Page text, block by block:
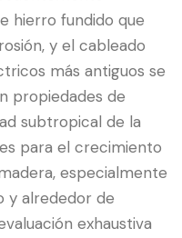
hierro fundido que
y el cableado
más antiguos se
propiedades de
subtropical de la
para el crecimiento
especialmente
y alrededor de
exhaustiva